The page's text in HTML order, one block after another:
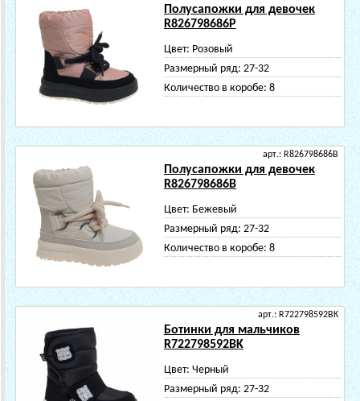
Полусапожки для девочек
R826798686P
Цвет: Розовый
Размерный ряд: 27-32
Количество в коробе: 8
арт.: R826798686B
Полусапожки для девочек
R826798686B
Цвет: Бежевый
Размерный ряд: 27-32
Количество в коробе: 8
арт.: R722798592BK
Ботинки для мальчиков
R722798592BK
Цвет: Черный
Размерный ряд: 27-32